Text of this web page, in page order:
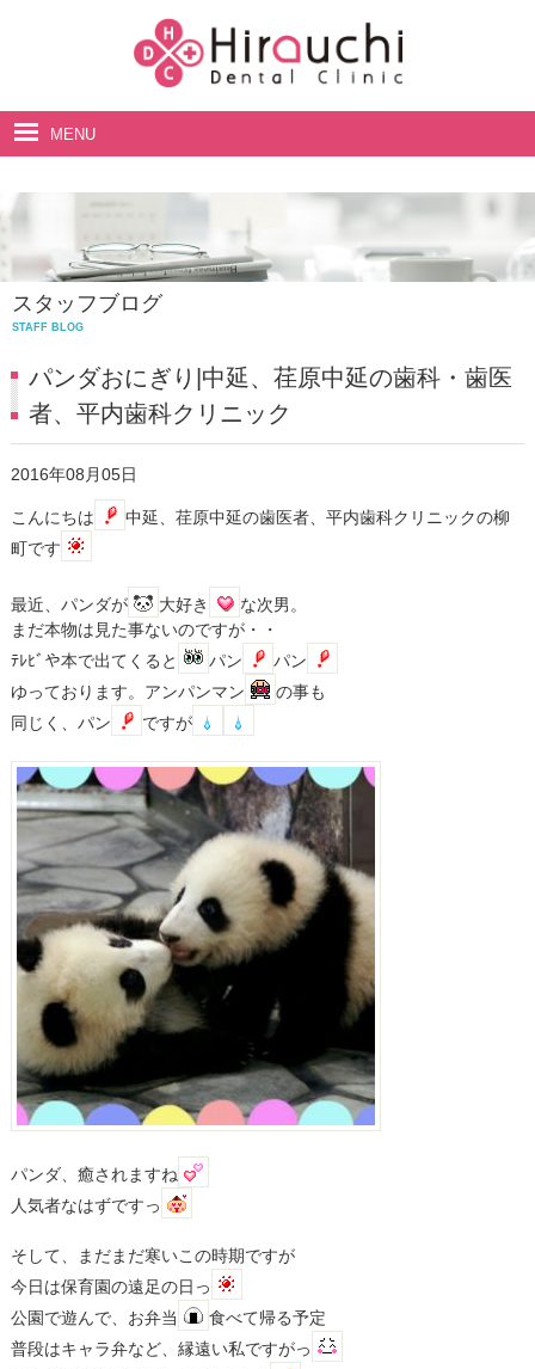
MENU
院長・スタッフ紹介
診療案内
アクセス・診療時間
スタッフブログ
STAFF BLOG
パンダおにぎり|中延、荏原中延の歯科・歯医
者、平内歯科クリニック
2016年08月05日
こんにちは
中延、荏原中延の歯医者、平内歯科クリニックの柳
町です
最近、パンダが 大好き
な次男。
まだ本物は見た事ないのですが・・
ﾃﾚﾋﾞや本で出てくると
パン
パン
ゆっております。アンパンマン
の事も
同じく、パン
ですが
パンダ、癒されますね
人気者なはずですっ
そして、まだまだ寒いこの時期ですが
今日は保育園の遠足の日っ
公園で遊んで、お弁当
食べて帰る予定
普段はキャラ弁など、縁遠い私ですがっ